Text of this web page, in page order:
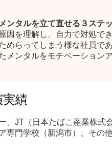
ンタルを立て直せる３ステ
因を理解し、自力で対処で
めらってしまう様な社員で
メンタルをモチベーション
実績
、JT（日本たばこ産業株式
専門学校（新潟市）、その